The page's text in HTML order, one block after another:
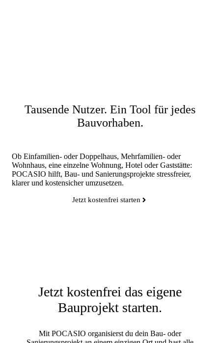
Tausende Nutzer. Ein Tool für jedes
Bauvorhaben.
Ob Einfamilien- oder Doppelhaus, Mehrfamilien- oder
Wohnhaus, eine einzelne Wohnung, Hotel oder Gaststätte:
POCASIO hilft, Bau- und Sanierungsprojekte stressfreier,
klarer und kostensicher umzusetzen.
Jetzt kostenfrei starten
Jetzt kostenfrei das eigene
Bauprojekt starten.
Mit POCASIO organisierst du dein Bau- oder